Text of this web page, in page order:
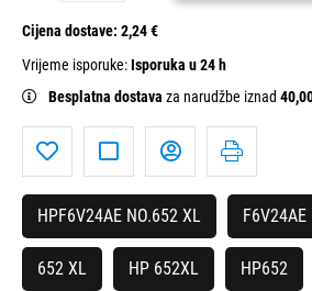
Cijena dostave: 2,24 €
Vrijeme isporuke:Isporuka u 24 h
Besplatna dostava za narudžbe iznad
HPF6V24AE NO.652 XL F6V24AE
652 XL HP 652XL HP652